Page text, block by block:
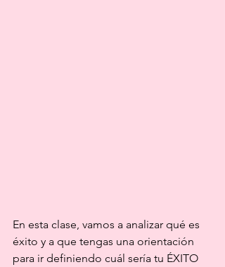
En esta clase, vamos a analizar qué es
éxito y a que tengas una orientación
para ir definiendo cuál sería tu ÉXITO